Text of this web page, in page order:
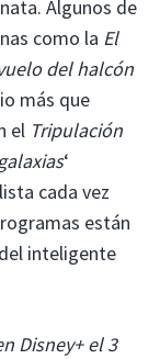
Algunos de
como la El
del halcón
más que
el Tripulación
‘
cada vez
están
inteligente
Disney+ el 3